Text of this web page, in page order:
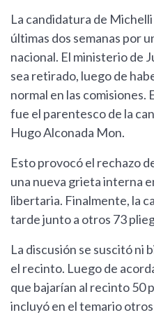
La candidatura de
últimas dos semanas por
nacional. El ministerio de
sea retirado, luego de
normal en las comisiones.
fue el parentesco de la
Hugo Alconada Mon.
Esto provocó el rechazo
una nueva grieta interna
libertaria. Finalmente, la
tarde junto a otros 73
La discusión se suscitó ni
el recinto. Luego de
que bajarían al recinto 50
incluyó en el temario